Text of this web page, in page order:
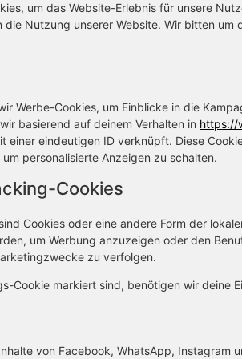
um das Website-Erlebnis für unsere
die Nutzung unserer Website. Wir bitten um
Werbe-Cookies, um Einblicke in die
basierend auf deinem Verhalten in https://
einer eindeutigen ID verknüpft. Diese
personalisierte Anzeigen zu schalten.
Cookies
Cookies oder eine andere Form der
um Werbung anzuzeigen oder den
zu verfolgen.
Cookie markiert sind, benötigen wir deine
von Facebook, WhatsApp, Instagram